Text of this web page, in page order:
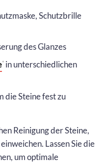
Schutzbrille
des Glanzes
* in unterschiedlichen
die Steine fest zu
Reinigung der Steine,
Lassen Sie die
um optimale